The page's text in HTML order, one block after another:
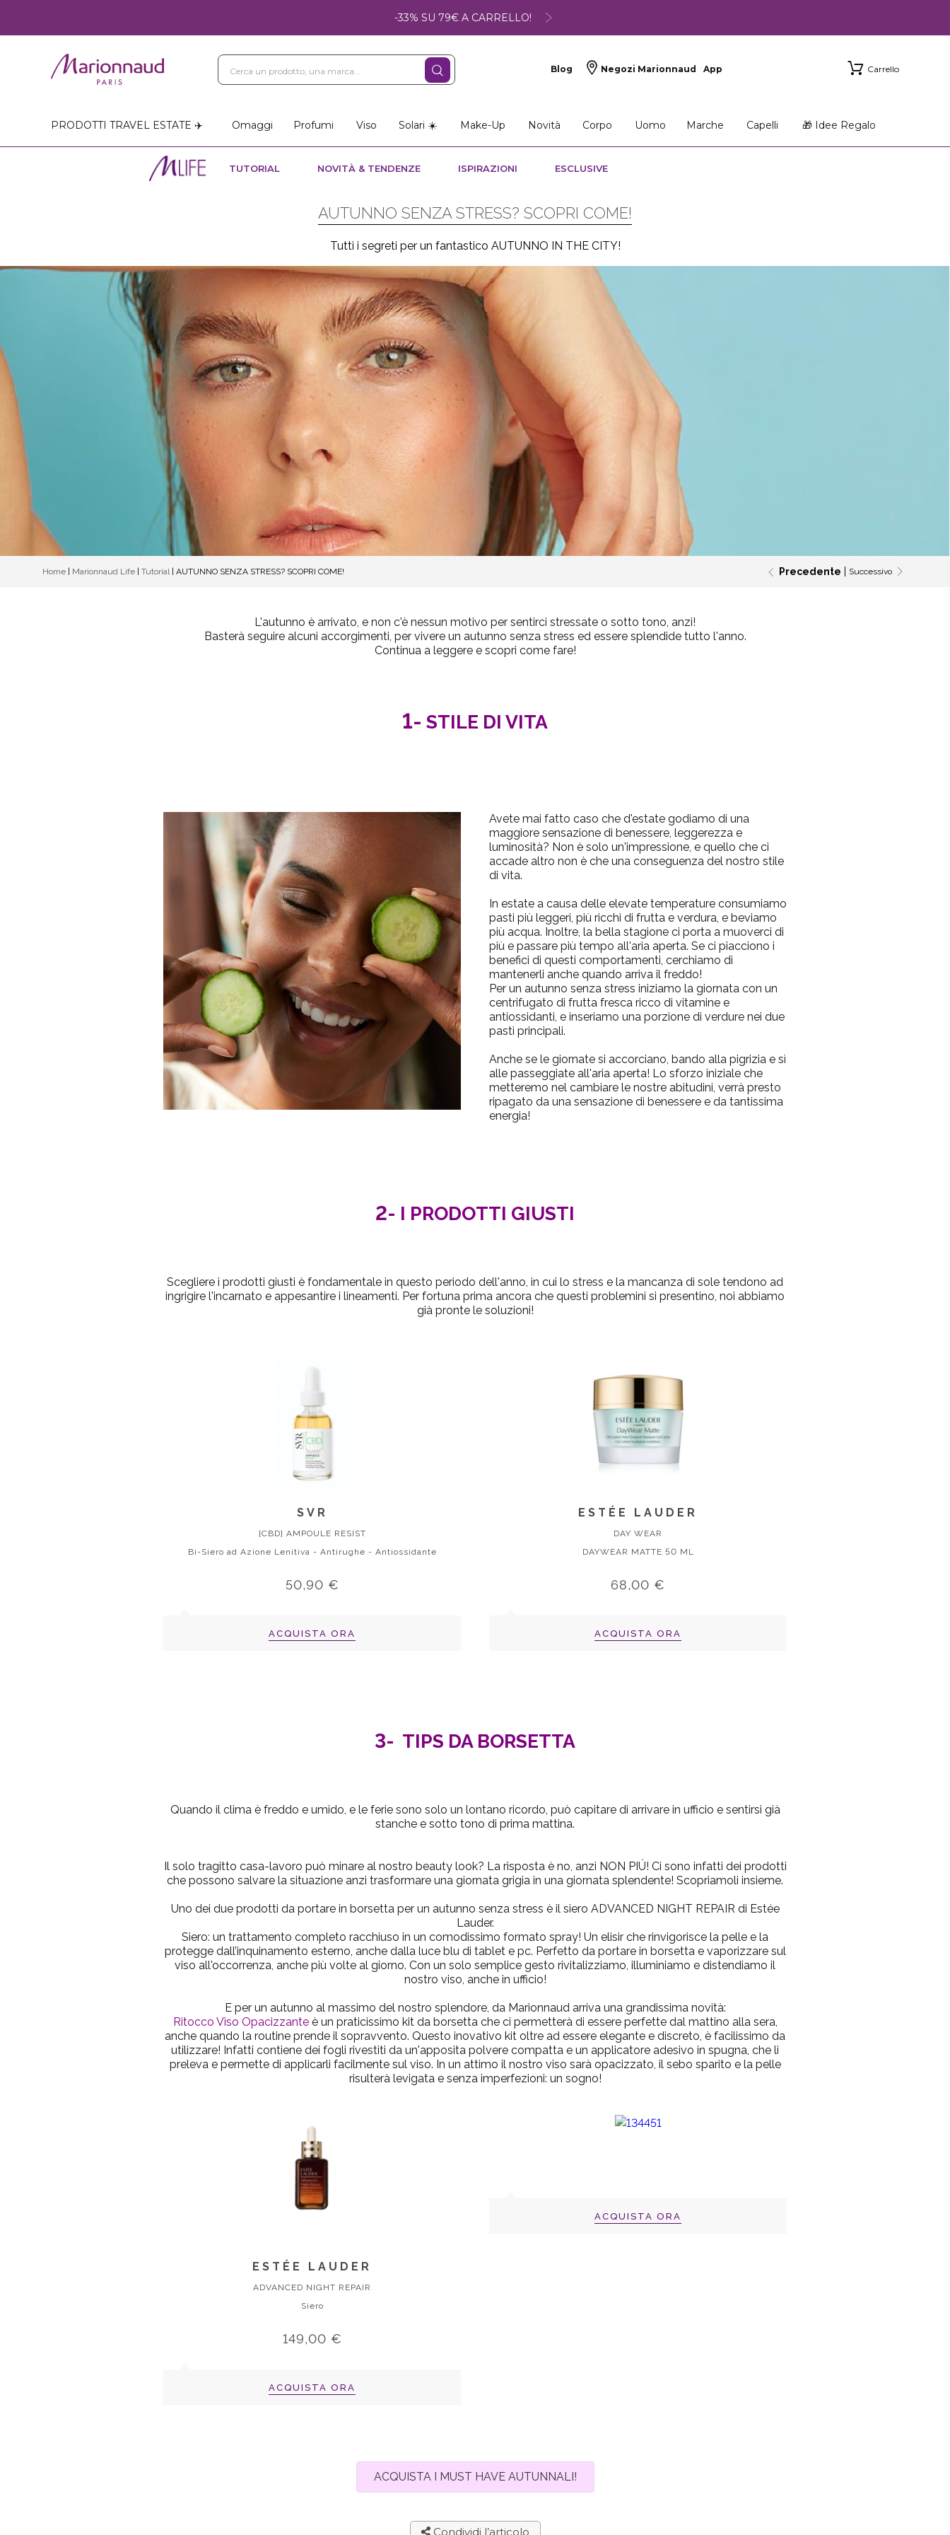
-33% SU 79€ A CARRELLO!
Blog Negozi Marionnaud App Carrello
PRODOTTI TRAVEL ESTATE ✈️ Omaggi Profumi Viso Solari ☀️ Make-Up Novità Corpo Uomo Marche Capelli 🎁 Idee Regalo
TUTORIAL NOVITÀ & TENDENZE ISPIRAZIONI ESCLUSIVE
AUTUNNO SENZA STRESS? SCOPRI COME!
Tutti i segreti per un fantastico AUTUNNO IN THE CITY!
Home Marionnaud Life Tutorial| AUTUNNO SENZA STRESS? SCOPRI COME! Precedente Successivo
L'autunno è arrivato, e non c'è nessun motivo per sentirci stressate o sotto tono, anzi!
Basterà seguire alcuni accorgimenti, per vivere un autunno senza stress ed essere splendide tutto l'anno.
Continua a leggere e scopri come fare!
1- STILE DI VITA
Avete mai fatto caso che d'estate godiamo di una
maggiore sensazione di benessere, leggerezza e
luminosità? Non è solo un'impressione, e quello che ci
accade altro non è che una conseguenza del nostro stile
di vita.
In estate a causa delle elevate temperature consumiamo
pasti più leggeri, più ricchi di frutta e verdura, e beviamo
più acqua. Inoltre, la bella stagione ci porta a muoverci di
più e passare più tempo all'aria aperta. Se ci piacciono i
benefici di questi comportamenti, cerchiamo di
mantenerli anche quando arriva il freddo!
Per un autunno senza stress iniziamo la giornata con un
centrifugato di frutta fresca ricco di vitamine e
antiossidanti, e inseriamo una porzione di verdure nei due
pasti principali.
Anche se le giornate si accorciano, bando alla pigrizia e sì
alle passeggiate all'aria aperta! Lo sforzo iniziale che
metteremo nel cambiare le nostre abitudini, verrà presto
ripagato da una sensazione di benessere e da tantissima
energia!
2- I PRODOTTI GIUSTI
Scegliere i prodotti giusti è fondamentale in questo periodo dell'anno, in cui lo stress e la mancanza di sole tendono ad
ingrigire l'incarnato e appesantire i lineamenti. Per fortuna prima ancora che questi problemini si presentino, noi abbiamo
già pronte le soluzioni!
SVR
[CBD] AMPOULE RESIST
Bi-Siero ad Azione Lenitiva - Antirughe - Antiossidante
50,90 €
ACQUISTA ORA
ESTÉE LAUDER
DAY WEAR
DAYWEAR MATTE 50 ML
68,00 €
ACQUISTA ORA
3- TIPS DA BORSETTA
Quando il clima è freddo e umido, e le ferie sono solo un lontano ricordo, può capitare di arrivare in ufficio e sentirsi già
stanche e sotto tono di prima mattina.
Il solo tragitto casa-lavoro può minare al nostro beauty look? La risposta è no, anzi NON PIÚ! Ci sono infatti dei prodotti
che possono salvare la situazione anzi trasformare una giornata grigia in una giornata splendente! Scopriamoli insieme.
Uno dei due prodotti da portare in borsetta per un autunno senza stress è il siero ADVANCED NIGHT REPAIR di Estée
Lauder.
Siero: un trattamento completo racchiuso in un comodissimo formato spray! Un elisir che rinvigorisce la pelle e la
protegge dall’inquinamento esterno, anche dalla luce blu di tablet e pc. Perfetto da portare in borsetta e vaporizzare sul
viso all'occorrenza, anche più volte al giorno. Con un solo semplice gesto rivitalizziamo, illuminiamo e distendiamo il
nostro viso, anche in ufficio!
E per un autunno al massimo del nostro splendore, da Marionnaud arriva una grandissima novità:
Ritocco Viso Opacizzante è un praticissimo kit da borsetta che ci permetterà di essere perfette dal mattino alla sera,
anche quando la routine prende il sopravvento. Questo inovativo kit oltre ad essere elegante e discreto, è facilissimo da
utilizzare! Infatti contiene dei fogli rivestiti da un'apposita polvere compatta e un applicatore adesivo in spugna, che li
preleva e permette di applicarli facilmente sul viso. In un attimo il nostro viso sarà opacizzato, il sebo sparito e la pelle
risulterà levigata e senza imperfezioni: un sogno!
ESTÉE LAUDER
ADVANCED NIGHT REPAIR
Siero
149,00 €
ACQUISTA ORA
ACQUISTA ORA
ACQUISTA I MUST HAVE AUTUNNALI!
Condividi l’articolo